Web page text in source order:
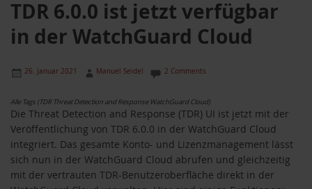
TDR 6.0.0 ist jetzt verfügbar
in der WatchGuard Cloud
26. Januar 2021 Manuel Seidel 2 Comments
Alle Tags (TDR Threat Detection and Response WatchGuard Cloud)
Die Threat Detection and Response (TDR) UI ist jetzt mit der
Veröffentlichung von TDR 6.0.0 in der WatchGuard Cloud
integriert. Das gesamte Konto- und Lizenzmanagement lässt
sich nun in der WatchGuard Cloud abrufen und gleichzeitig
mit der vertrauten TDR-Benutzeroberfläche direkt in der